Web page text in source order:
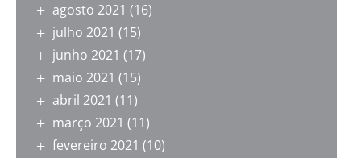
agosto 2021 (16)
julho 2021 (15)
junho 2021 (17)
maio 2021 (15)
abril 2021 (11)
março 2021 (11)
fevereiro 2021 (10)